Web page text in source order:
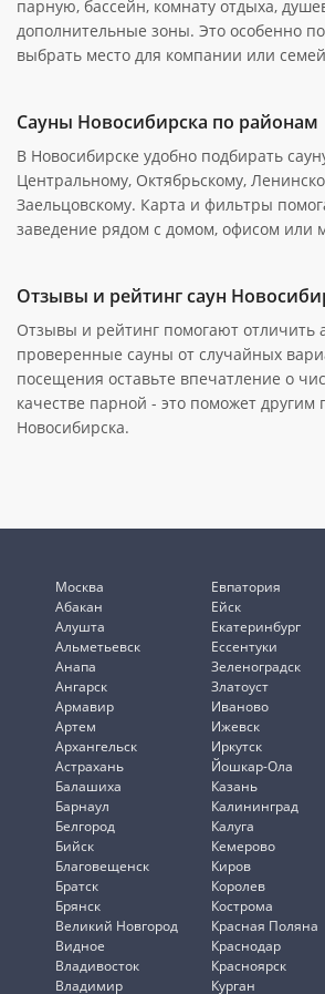
парную, бассейн, комнату отдыха,
дополнительные зоны. Это особенно
выбрать место для компании или
Сауны Новосибирска по районам
В Новосибирске удобно подбирать
Центральному, Октябрьскому,
Заельцовскому. Карта и фильтры
заведение рядом с домом, офисом или
Отзывы и рейтинг саун
Отзывы и рейтинг помогают отличить
проверенные сауны от случайных
посещения оставьте впечатление о
качестве парной - это поможет другим
Новосибирска.
Москва
Абакан
Алушта
Альметьевск
Анапа
Ангарск
Армавир
Артем
Архангельск
Астрахань
Балашиха
Барнаул
Белгород
Бийск
Благовещенск
Братск
Брянск
Великий Новгород
Видное
Владивосток
Владимир
Евпатория
Ейск
Екатеринбург
Ессентуки
Зеленоградск
Златоуст
Иваново
Ижевск
Иркутск
Йошкар-Ола
Казань
Калининград
Калуга
Кемерово
Киров
Королев
Кострома
Красная Поляна
Краснодар
Красноярск
Курган